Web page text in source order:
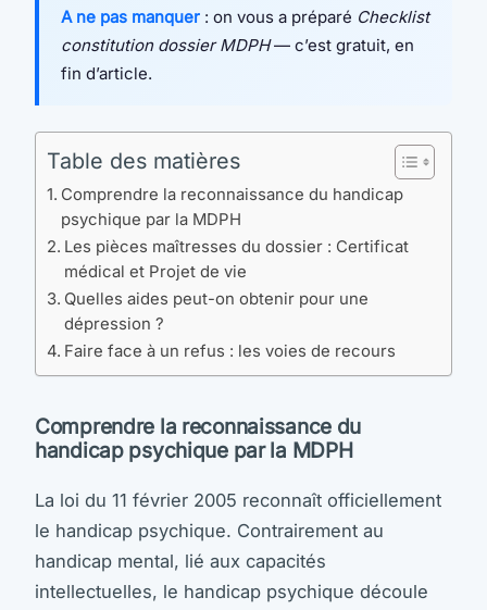
A ne pas manquer : on vous a préparé Checklist
constitution dossier MDPH— c’est gratuit, en
fin d’article.
Table des matières
Comprendre la reconnaissance du handicap
psychique par la MDPH
Les pièces maîtresses du dossier : Certificat
médical et Projet de vie
Quelles aides peut-on obtenir pour une
dépression ?
Faire face à un refus : les voies de recours
Comprendre la reconnaissance du
handicap psychique par la MDPH
La loi du 11 février 2005 reconnaît officiellement
le handicap psychique. Contrairement au
handicap mental, lié aux capacités
intellectuelles, le handicap psychique découle